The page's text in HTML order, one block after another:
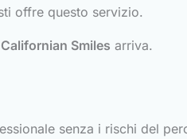
offre questo servizio.
Californian Smiles arriva.
senza i rischi del